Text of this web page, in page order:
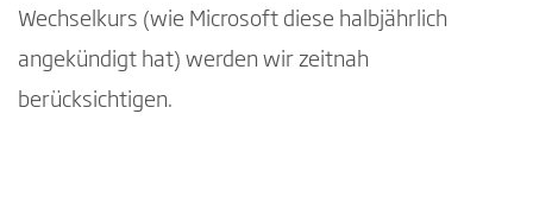
Wechselkurs (wie Microsoft diese halbjährlich
angekündigt hat) werden wir zeitnah
berücksichtigen.